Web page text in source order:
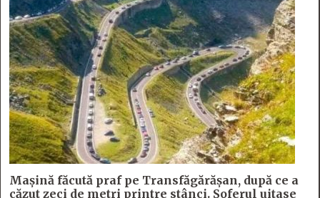
Mașină făcută praf pe Transfăgărășan, după ce a
căzut zeci de metri printre stânci. Șoferul uitase